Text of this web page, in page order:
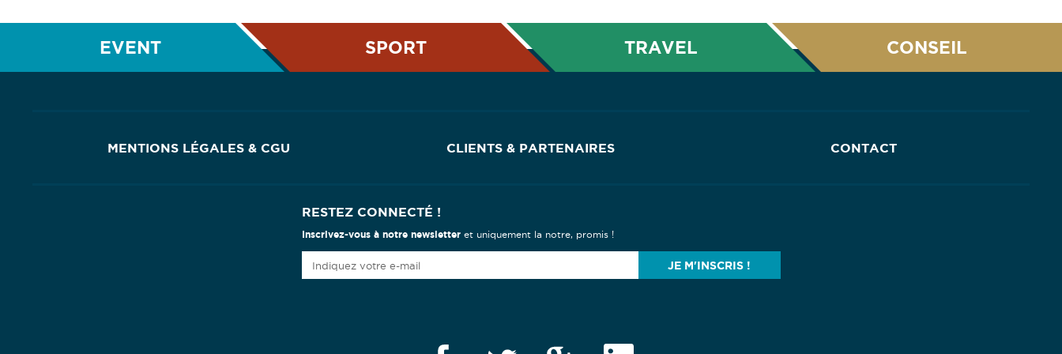
EVENT SPORT TRAVEL CONSEIL
MENTIONS LÉGALES & CGU CLIENTS & PARTENAIRES CONTACT
RESTEZ CONNECTÉ !
Inscrivez-vous à notre newsletter et uniquement la notre, promis !